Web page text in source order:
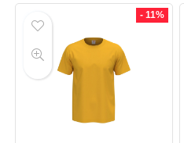
- 11%